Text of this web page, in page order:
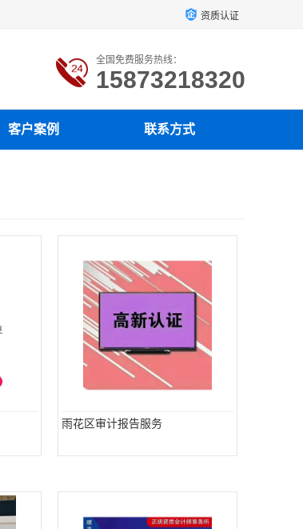
资质认证
全国免费服务热线：
15873218320
客户案例 联系方式
雨花区审计报告服务